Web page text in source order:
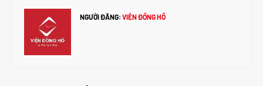
NGƯỜI ĐĂNG: VIỆN ĐỒNG HỒ